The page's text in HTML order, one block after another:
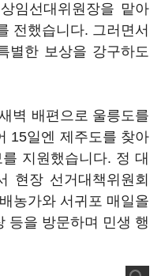
임선대위원장을 맡아
전했습니다. 그러면서
별한 보상을 강구하도
벽 배편으로 울릉도를
15일엔 제주도를 찾아
지원했습니다. 정 대
현장 선거대책위원회
농가와 서귀포 매일올
등을 방문하며 민생 행